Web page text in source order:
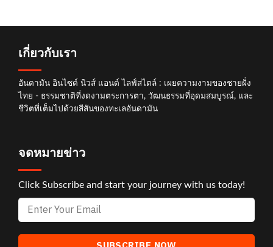
เกี่ยวกับเรา
อันดามัน อินไซด์ นิวส์ แอนด์ ไลฟ์สไตล์ : เผยความงามของชายฝั่ง
ไทย - ธรรมชาติที่งดงามตระการตา, วัฒนธรรมที่อุดมสมบูรณ์, และ
ชีวิตที่เต็มไปด้วยสีสันของทะเลอันดามัน
จดหมายข่าว
Click Subscribe and start your journey with us today!